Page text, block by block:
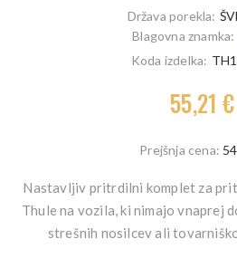
Država porekla:
Blagovna znamka:
Koda izdelka:
55,21 €
Prejšnja cena:
Nastavljiv pritrdilni komplet za
Thule na vozila, ki nimajo vnaprej
strešnih nosilcev ali